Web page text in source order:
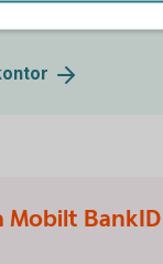
Mobilt BankID